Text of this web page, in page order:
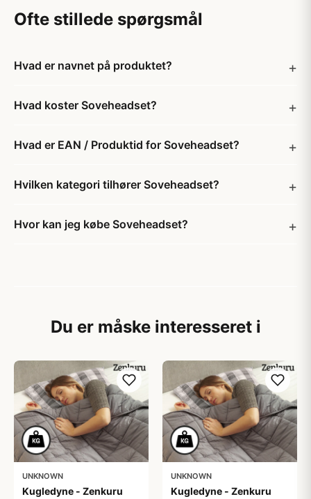
Ofte stillede spørgsmål
Hvad er navnet på produktet?
Hvad koster Soveheadset?
Hvad er EAN / Produktid for Soveheadset?
Hvilken kategori tilhører Soveheadset?
Hvor kan jeg købe Soveheadset?
Du er måske interesseret i
UNKNOWN
Kugledyne - Zenkuru
UNKNOWN
Kugledyne - Zenkuru